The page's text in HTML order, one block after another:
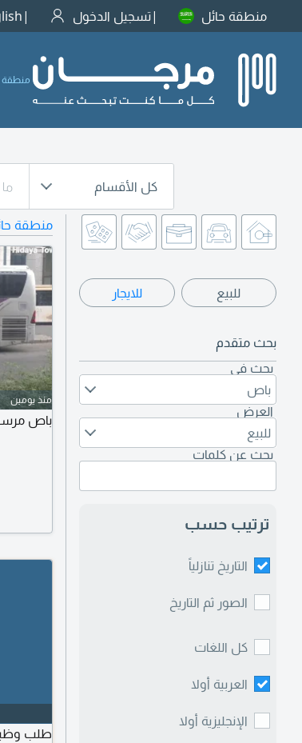
منطقة حائل تسجيل الدخول
منطقة
كل الأقسام
للبيع للايجار
بحث متقدم
بحث في
باص
العرض
للبيع
بحث عن كلمات
ترتيب حسب
التاريخ تنازلياً
الصور ثم التاريخ
كل اللغات
العربية أولا
الإنجليزية أولا
منطقة
منذ يومين
باص مرسيدس
طلب